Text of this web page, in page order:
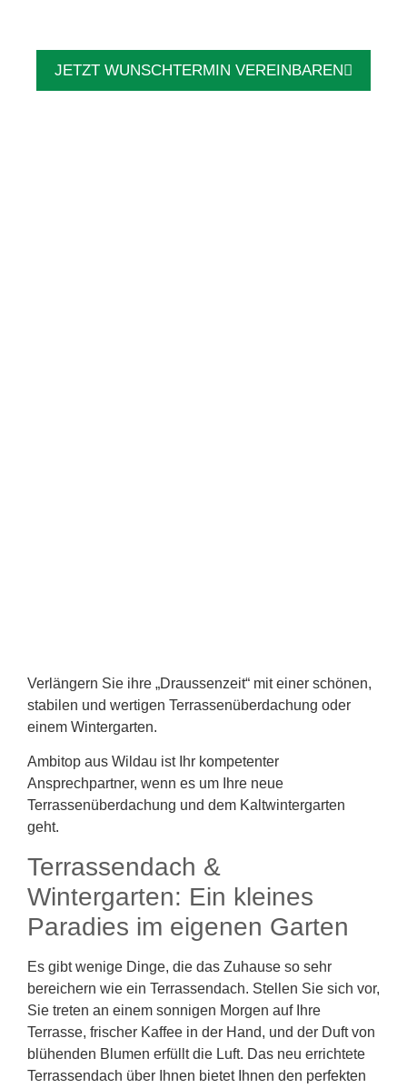
JETZT WUNSCHTERMIN VEREINBAREN
Verlängern Sie ihre „Draussenzeit“ mit einer schönen,
stabilen und wertigen Terrassenüberdachung oder
einem Wintergarten.
Ambitop aus Wildau ist Ihr kompetenter
Ansprechpartner, wenn es um Ihre neue
Terrassenüberdachung und dem Kaltwintergarten
geht.
Terrassendach &
Wintergarten: Ein kleines
Paradies im eigenen Garten
Es gibt wenige Dinge, die das Zuhause so sehr
bereichern wie ein Terrassendach. Stellen Sie sich vor,
Sie treten an einem sonnigen Morgen auf Ihre
Terrasse, frischer Kaffee in der Hand, und der Duft von
blühenden Blumen erfüllt die Luft. Das neu errichtete
Terrassendach über Ihnen bietet Ihnen den perfekten